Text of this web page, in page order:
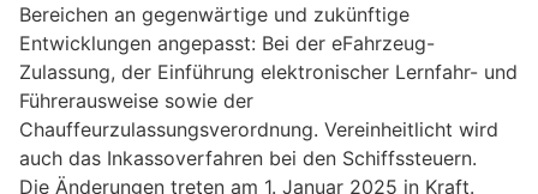
Bereichen an gegenwärtige und zukünftige
Entwicklungen angepasst: Bei der eFahrzeug-
Zulassung, der Einführung elektronischer Lernfahr- und
Führerausweise sowie der
Chauffeurzulassungsverordnung. Vereinheitlicht wird
auch das Inkassoverfahren bei den Schiffssteuern.
Die Änderungen treten am 1. Januar 2025 in Kraft.